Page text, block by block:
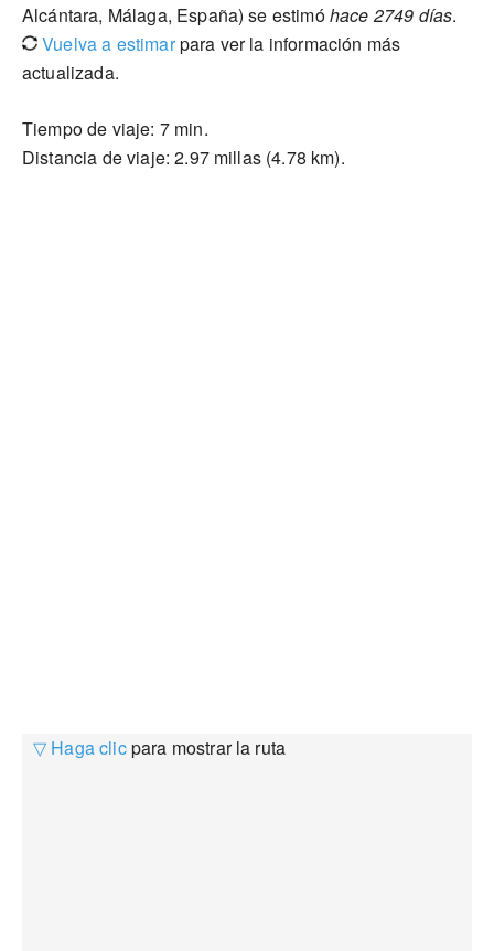
Alcántara, Málaga, España) se estimóhace 2749 días.
Vuelva a estimarpara ver la información más
actualizada.
Tiempo de viaje: 7 min.
Distancia de viaje: 2.97 millas (4.78 km).
▽ Haga clicpara mostrar la ruta